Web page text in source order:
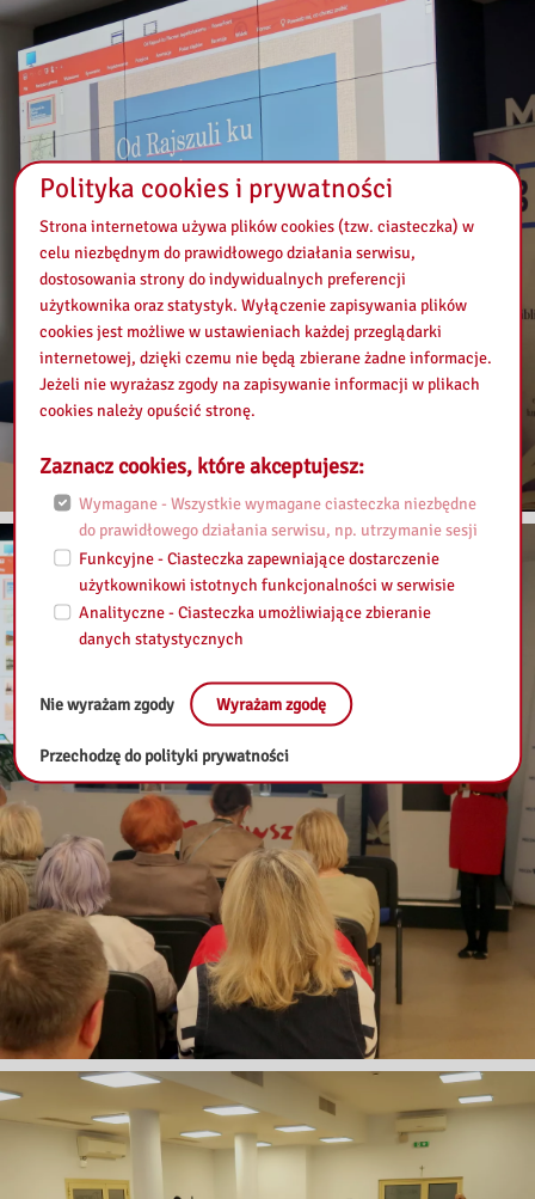
Polityka cookies i prywatności
Strona internetowa używa plików cookies (tzw. ciasteczka) w
celu niezbędnym do prawidłowego działania serwisu,
dostosowania strony do indywidualnych preferencji
użytkownika oraz statystyk. Wyłączenie zapisywania plików
cookies jest możliwe w ustawieniach każdej przeglądarki
internetowej, dzięki czemu nie będą zbierane żadne informacje.
Jeżeli nie wyrażasz zgody na zapisywanie informacji w plikach
cookies należy opuścić stronę.
Zaznacz cookies, które akceptujesz:
Wymagane - Wszystkie wymagane ciasteczka niezbędne
do prawidłowego działania serwisu, np. utrzymanie sesji
Funkcyjne - Ciasteczka zapewniające dostarczenie
użytkownikowi istotnych funkcjonalności w serwisie
Analityczne - Ciasteczka umożliwiające zbieranie
danych statystycznych
Nie wyrażam zgody Wyrażam zgodę
Przechodzę do polityki prywatności